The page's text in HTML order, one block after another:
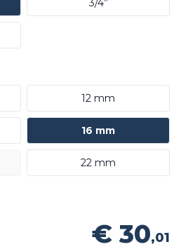
3/4”
12 mm
16 mm
22 mm
€ 30,01